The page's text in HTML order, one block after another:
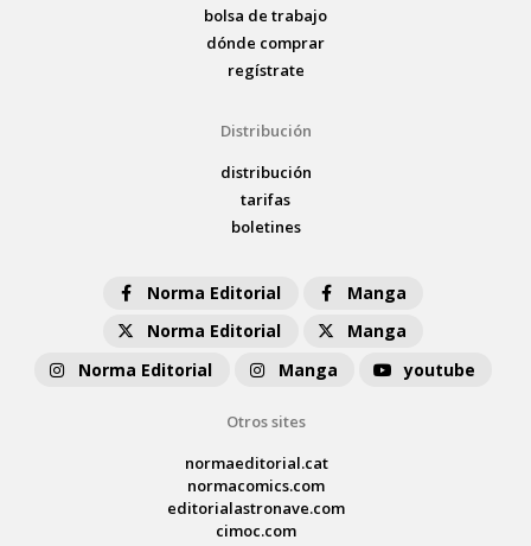
bolsa de trabajo
dónde comprar
regístrate
Distribución
distribución
tarifas
boletines
Norma Editorial
Manga
Norma Editorial
Manga
Norma Editorial
Manga youtube
Otros sites
normaeditorial.cat
normacomics.com
editorialastronave.com
cimoc.com